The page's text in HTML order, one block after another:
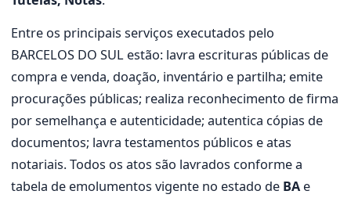
Entre os principais serviços executados pelo
BARCELOS DO SUL estão: lavra escrituras públicas de
compra e venda, doação, inventário e partilha; emite
procurações públicas; realiza reconhecimento de firma
por semelhança e autenticidade; autentica cópias de
documentos; lavra testamentos públicos e atas
notariais. Todos os atos são lavrados conforme a
tabela de emolumentos vigente no estado de BA e